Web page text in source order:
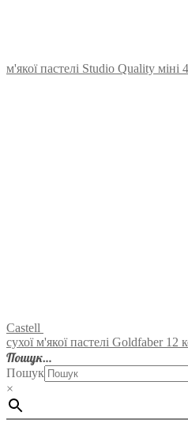
м'якої пастелі Studio Quality міні
Castell
сухої м'якої пастелі Goldfaber
Пошук…
Пошук
×